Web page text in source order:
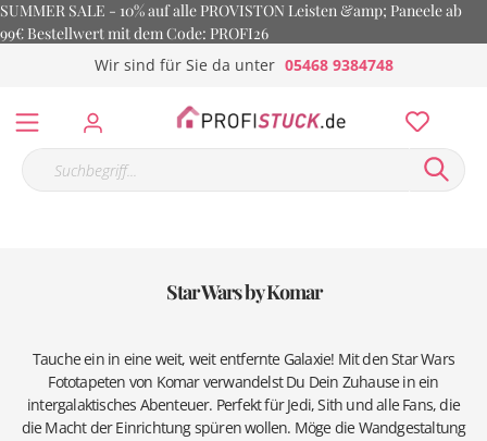
SUMMER SALE - 10% auf alle PROVISTON Leisten &amp; Paneele ab
99€ Bestellwert mit dem Code: PROFI26
Wir sind für Sie da unter 05468 9384748
Star Wars by Komar
Tauche ein in eine weit, weit entfernte Galaxie! Mit den Star Wars
Fototapeten von Komar verwandelst Du Dein Zuhause in ein
intergalaktisches Abenteuer. Perfekt für Jedi, Sith und alle Fans, die
die Macht der Einrichtung spüren wollen. Möge die Wandgestaltung